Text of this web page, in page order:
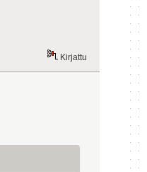
Kirjattu